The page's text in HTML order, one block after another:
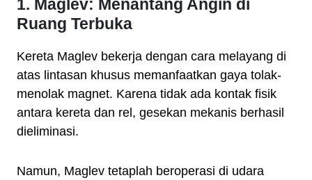
1. Maglev: Menantang Angin di
Ruang Terbuka
Kereta Maglev bekerja dengan cara melayang di
atas lintasan khusus memanfaatkan gaya tolak-
menolak magnet. Karena tidak ada kontak fisik
antara kereta dan rel, gesekan mekanis berhasil
dieliminasi.
Namun, Maglev tetaplah beroperasi di udara